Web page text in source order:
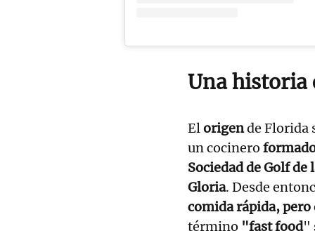
Una historia
Elorigende Florida
un cocinero
Sociedad de Golf de
Gloria. Desde
comida rápida, pero
término "fast food"